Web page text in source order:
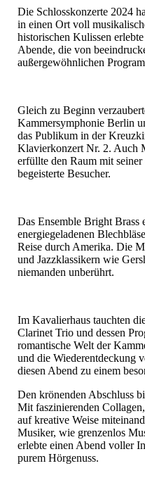
Die Schlosskonzerte 2024
in einen Ort voll
historischen Kulissen
Abende, die von
außergewöhnlichen
Gleich zu Beginn
Kammersymphonie Berlin
das Publikum in der
Klavierkonzert Nr. 2. Auch
erfüllte den Raum mit
begeisterte Besucher.
Das Ensemble Bright Brass
energiegeladenen
Reise durch Amerika. Die
und Jazzklassikern wie
niemanden unberührt.
Im Kavalierhaus tauchten
Clarinet Trio und dessen
romantische Welt der
und die Wiederentdeckung
diesen Abend zu einem
Den krönenden Abschluss
Mit faszinierenden
auf kreative Weise
Musiker, wie grenzenlos
erlebte einen Abend voller
purem Hörgenuss.